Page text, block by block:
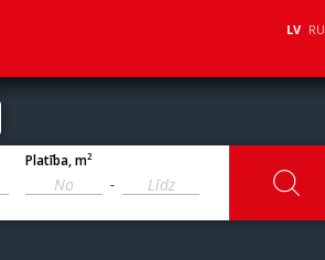
LV RU
Platība, m2
-